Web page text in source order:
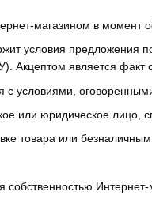
магазином в момент
условия предложения
Акцептом является
с условиями,
или юридическое лицо,
товара или
Интернет-